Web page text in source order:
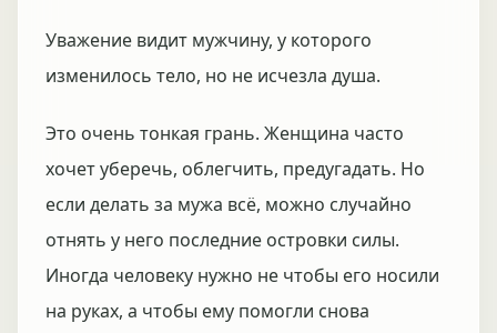
Уважение видит мужчину, у которого
изменилось тело, но не исчезла душа.
Это очень тонкая грань. Женщина часто
хочет уберечь, облегчить, предугадать. Но
если делать за мужа всё, можно случайно
отнять у него последние островки силы.
Иногда человеку нужно не чтобы его носили
на руках, а чтобы ему помогли снова